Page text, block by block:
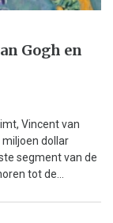
Gogh en
Vincent van
miljoen dollar
segment van de
tot de...